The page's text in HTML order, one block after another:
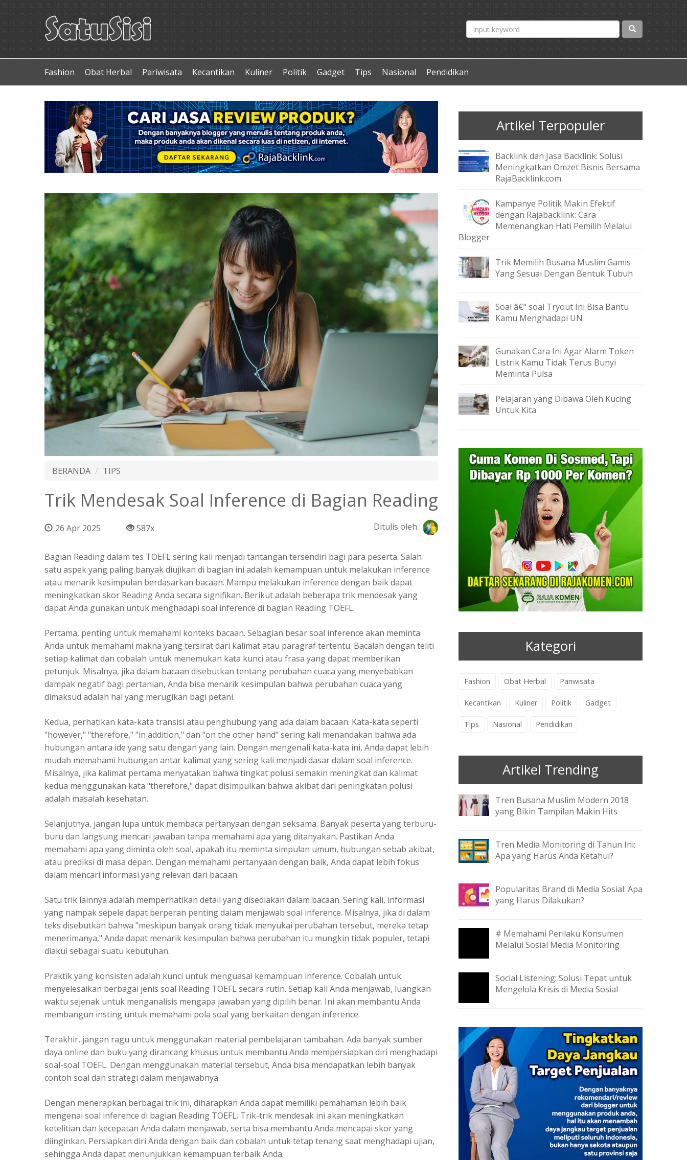
Fashion Obat Herbal Pariwisata Kecantikan Kuliner Politik Gadget Tips Nasional Pendidikan
BERANDA TIPS
Trik Mendesak Soal Inference di Bagian Reading
26 Apr 2025 587x Ditulis oleh :
Bagian Reading dalam tes TOEFL sering kali menjadi tantangan tersendiri bagi para peserta. Salah
satu aspek yang paling banyak diujikan di bagian ini adalah kemampuan untuk melakukan inference
atau menarik kesimpulan berdasarkan bacaan. Mampu melakukan inference dengan baik dapat
meningkatkan skor Reading Anda secara signifikan. Berikut adalah beberapa trik mendesak yang
dapat Anda gunakan untuk menghadapi soal inference di bagian Reading TOEFL.
Pertama, penting untuk memahami konteks bacaan. Sebagian besar soal inference akan meminta
Anda untuk memahami makna yang tersirat dari kalimat atau paragraf tertentu. Bacalah dengan teliti
setiap kalimat dan cobalah untuk menemukan kata kunci atau frasa yang dapat memberikan
petunjuk. Misalnya, jika dalam bacaan disebutkan tentang perubahan cuaca yang menyebabkan
dampak negatif bagi pertanian, Anda bisa menarik kesimpulan bahwa perubahan cuaca yang
dimaksud adalah hal yang merugikan bagi petani.
Kedua, perhatikan kata-kata transisi atau penghubung yang ada dalam bacaan. Kata-kata seperti
"however," "therefore," "in addition," dan "on the other hand" sering kali menandakan bahwa ada
hubungan antara ide yang satu dengan yang lain. Dengan mengenali kata-kata ini, Anda dapat lebih
mudah memahami hubungan antar kalimat yang sering kali menjadi dasar dalam soal inference.
Misalnya, jika kalimat pertama menyatakan bahwa tingkat polusi semakin meningkat dan kalimat
kedua menggunakan kata "therefore," dapat disimpulkan bahwa akibat dari peningkatan polusi
adalah masalah kesehatan.
Selanjutnya, jangan lupa untuk membaca pertanyaan dengan seksama. Banyak peserta yang terburu-
buru dan langsung mencari jawaban tanpa memahami apa yang ditanyakan. Pastikan Anda
memahami apa yang diminta oleh soal, apakah itu meminta simpulan umum, hubungan sebab akibat,
atau prediksi di masa depan. Dengan memahami pertanyaan dengan baik, Anda dapat lebih fokus
dalam mencari informasi yang relevan dari bacaan.
Satu trik lainnya adalah memperhatikan detail yang disediakan dalam bacaan. Sering kali, informasi
yang nampak sepele dapat berperan penting dalam menjawab soal inference. Misalnya, jika di dalam
teks disebutkan bahwa "meskipun banyak orang tidak menyukai perubahan tersebut, mereka tetap
menerimanya," Anda dapat menarik kesimpulan bahwa perubahan itu mungkin tidak populer, tetapi
diakui sebagai suatu kebutuhan.
Praktik yang konsisten adalah kunci untuk menguasai kemampuan inference. Cobalah untuk
menyelesaikan berbagai jenis soal Reading TOEFL secara rutin. Setiap kali Anda menjawab, luangkan
waktu sejenak untuk menganalisis mengapa jawaban yang dipilih benar. Ini akan membantu Anda
membangun insting untuk memahami pola soal yang berkaitan dengan inference.
Terakhir, jangan ragu untuk menggunakan material pembelajaran tambahan. Ada banyak sumber
daya online dan buku yang dirancang khusus untuk membantu Anda mempersiapkan diri menghadapi
soal-soal TOEFL. Dengan menggunakan material tersebut, Anda bisa mendapatkan lebih banyak
contoh soal dan strategi dalam menjawabnya.
Dengan menerapkan berbagai trik ini, diharapkan Anda dapat memiliki pemahaman lebih baik
mengenai soal inference di bagian Reading TOEFL. Trik-trik mendesak ini akan meningkatkan
ketelitian dan kecepatan Anda dalam menjawab, serta bisa membantu Anda mencapai skor yang
diinginkan. Persiapkan diri Anda dengan baik dan cobalah untuk tetap tenang saat menghadapi ujian,
sehingga Anda dapat menunjukkan kemampuan terbaik Anda.
Artikel Terpopuler
Backlink dan Jasa Backlink: Solusi
Meningkatkan Omzet Bisnis Bersama
RajaBacklink.com
Kampanye Politik Makin Efektif
dengan Rajabacklink: Cara
Memenangkan Hati Pemilih Melalui
Blogger
Trik Memilih Busana Muslim Gamis
Yang Sesuai Dengan Bentuk Tubuh
Soal â€“ soal Tryout Ini Bisa Bantu
Kamu Menghadapi UN
Gunakan Cara Ini Agar Alarm Token
Listrik Kamu Tidak Terus Bunyi
Meminta Pulsa
Pelajaran yang Dibawa Oleh Kucing
Untuk Kita
Kategori
Fashion Obat Herbal Pariwisata
Kecantikan Kuliner Politik Gadget
Tips Nasional Pendidikan
Artikel Trending
Tren Busana Muslim Modern 2018
yang Bikin Tampilan Makin Hits
Tren Media Monitoring di Tahun Ini:
Apa yang Harus Anda Ketahui?
Popularitas Brand di Media Sosial: Apa
yang Harus Dilakukan?
# Memahami Perilaku Konsumen
Melalui Sosial Media Monitoring
Social Listening: Solusi Tepat untuk
Mengelola Krisis di Media Sosial